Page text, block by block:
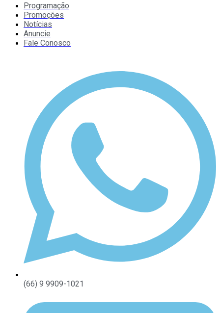
Programação
Promoções
Notícias
Anuncie
Fale Conosco
(66) 9 9909-1021